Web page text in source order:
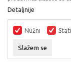
Proizvode na sajtu
možemo
proizvoda, u
sajtu su dio naše
Detaljnije
Nužni
Slažem se